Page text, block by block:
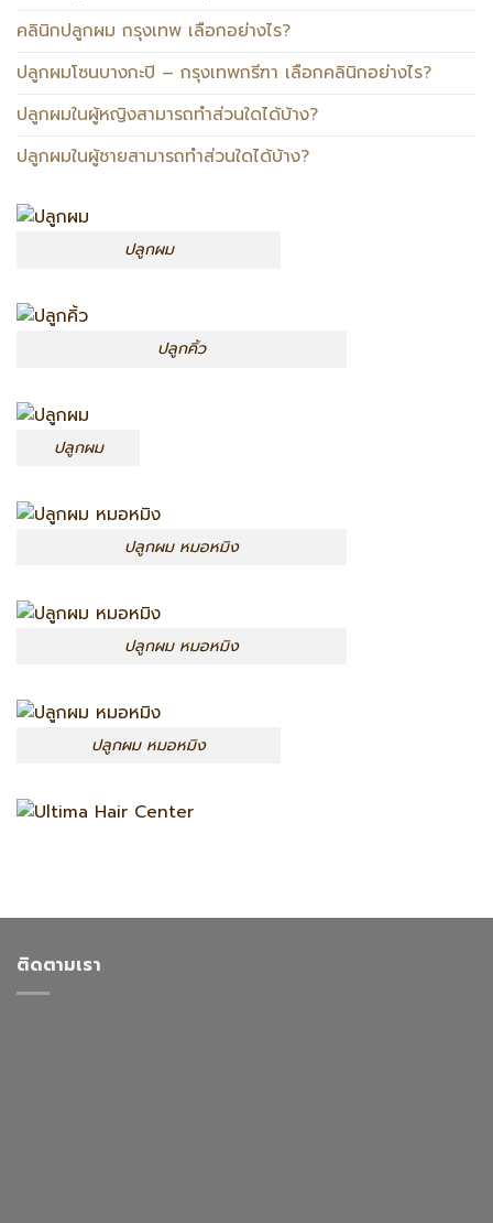
คลินิกปลูกผม กรุงเทพ เลือกอย่างไร?
ปลูกผมโซนบางกะปิ – กรุงเทพกรีฑา เลือกคลินิกอย่างไร?
ปลูกผมในผู้หญิงสามารถทำส่วนใดได้บ้าง?
ปลูกผมในผู้ชายสามารถทำส่วนใดได้บ้าง?
ปลูกผม
ปลูกคิ้ว
ปลูกผม
ปลูกผม หมอหมิง
ปลูกผม หมอหมิง
ปลูกผม หมอหมิง
ติดตามเรา